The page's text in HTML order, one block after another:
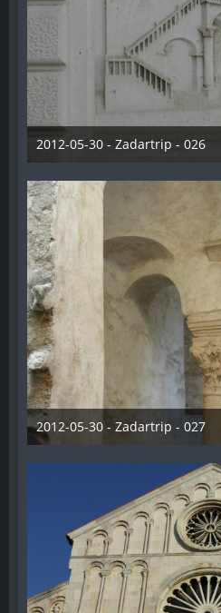
2012-05-30 - Zadartrip - 026
28. Dezember 2012
2012-05-30 - Zadartrip - 027
28. Dezember 2012